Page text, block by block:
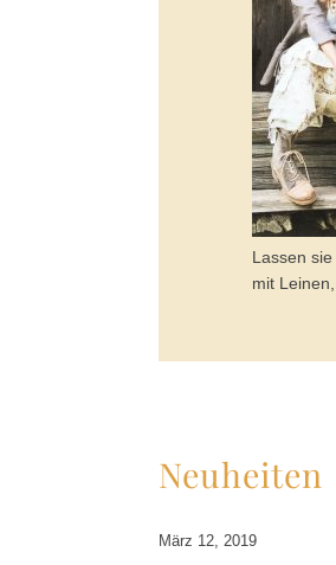
Lassen
mit
Neuheiten
März 12, 2019